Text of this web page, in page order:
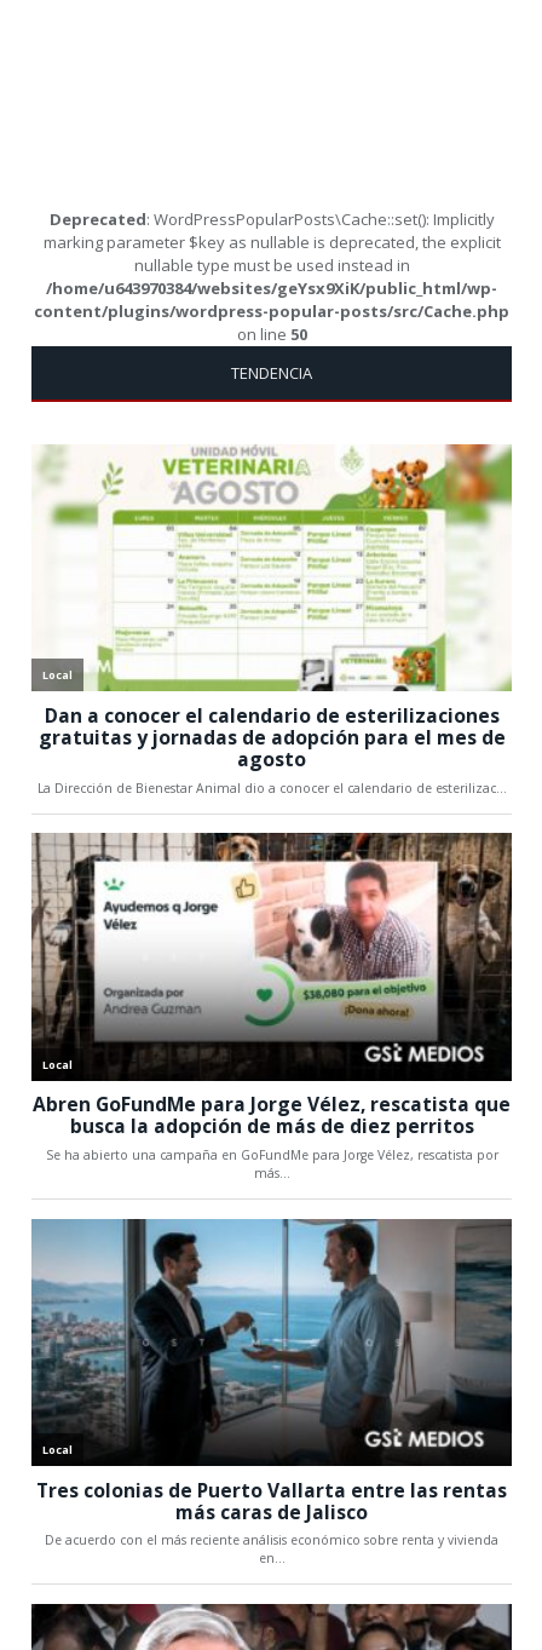
Deprecated: WordPressPopularPosts\Cache::set(): Implicitly
marking parameter $key as nullable is deprecated, the explicit
nullable type must be used instead in
/home/u643970384/websites/geYsx9XiK/public_html/wp-
content/plugins/wordpress-popular-posts/src/Cache.php
on line 50
TENDENCIA